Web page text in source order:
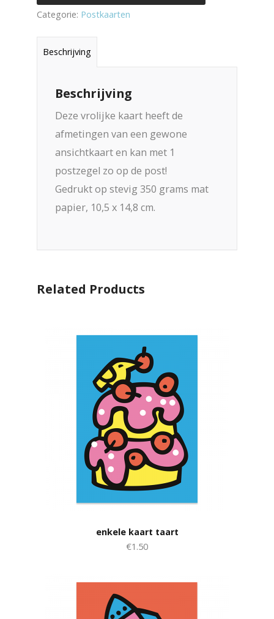
gebakje
aantal
Categorie: Postkaarten
Beschrijving
Beschrijving
Deze vrolijke kaart heeft de
afmetingen van een gewone
ansichtkaart en kan met 1
postzegel zo op de post!
Gedrukt op stevig 350 grams mat
papier, 10,5 x 14,8 cm.
Related Products
enkele kaart taart
€1.50